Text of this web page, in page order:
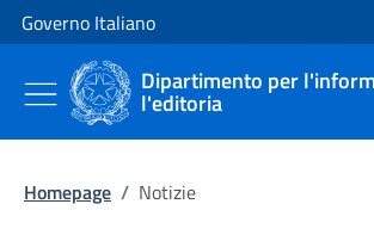
Vai al contenuto
Vai alla navigazione del sito
Governo Italiano
Dipartimento per
l'editoria
Homepage / Notizie